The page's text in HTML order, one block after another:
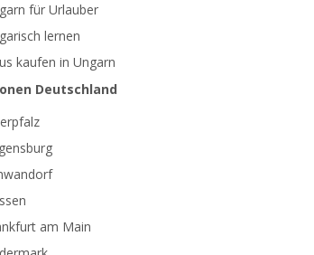
für Urlauber
lernen
kaufen in Ungarn
Deutschland
am Main